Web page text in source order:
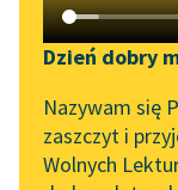
Katalog DAISY
Podkasty o
Aktualności
„Prokurator Alicja
do słuchania
Dzień dobry
Nazywam się
zaszczyt i
Wolnych